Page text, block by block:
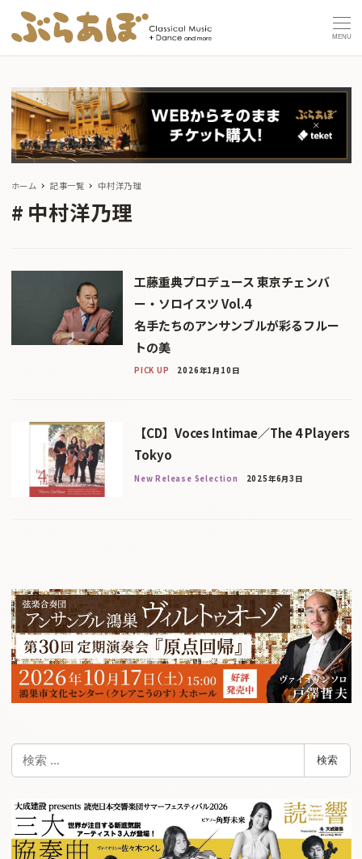
MENU
ホーム 記事一覧 中村洋乃理
中村洋乃理
工藤重典プロデュース 東京チェンバ
ー・ソロイスツ Vol.4
名手たちのアンサンブルが彩るフルー
トの美
PICK UP 2026年1月10日
【CD】Voces Intimae／The 4 Players
Tokyo
New Release Selection 2025年6月3日
検
検索